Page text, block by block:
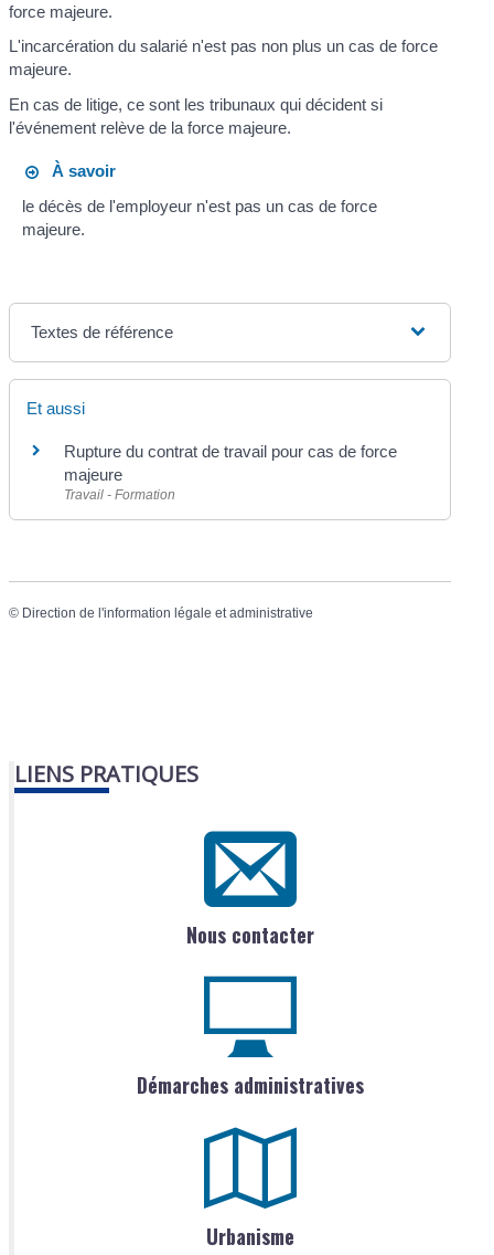
force majeure.
L'incarcération du salarié n'est pas non plus un cas de force
majeure.
En cas de litige, ce sont les tribunaux qui décident si
l'événement relève de la force majeure.
À savoir
le décès de l'employeur n'est pas un cas de force
majeure.
Textes de référence
Et aussi
Rupture du contrat de travail pour cas de force
majeure
Travail - Formation
© Direction de l'information légale et administrative
LIENS PRATIQUES
Nous contacter
Démarches administratives
Urbanisme